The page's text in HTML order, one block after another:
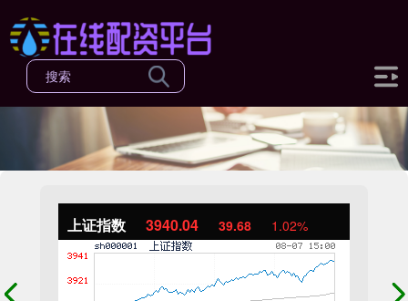
上证指数 3940.04 39.68 1.02%